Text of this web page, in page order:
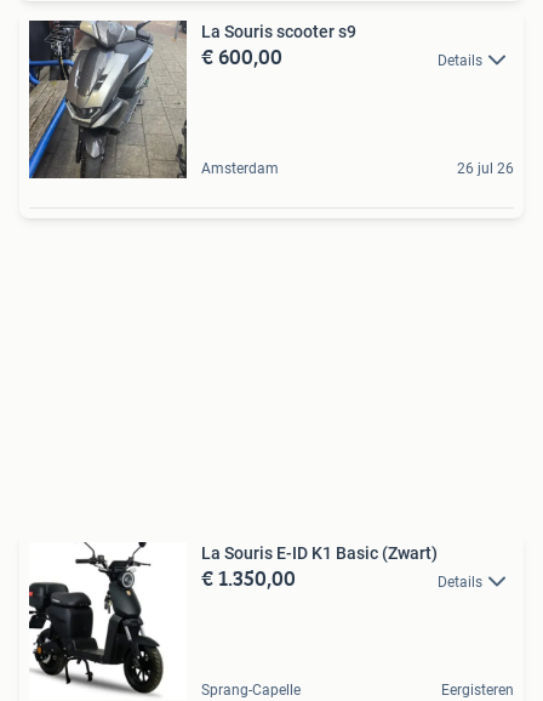
La Souris scooter s9
€ 600,00 Details
Amsterdam 26 jul 26
La Souris E-ID K1 Basic (Zwart)
€ 1.350,00 Details
Sprang-Capelle Eergisteren